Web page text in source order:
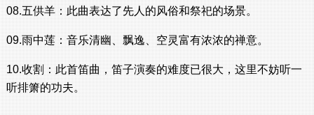
08.五供羊：此曲表达了先人的风俗和祭祀的场景。
09.雨中莲：音乐清幽、飘逸、空灵富有浓浓的禅意。
10.收割：此首笛曲，笛子演奏的难度已很大，这里不妨听一
听排箫的功夫。